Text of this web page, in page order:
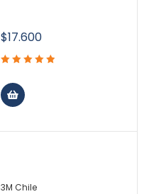
$17.600
3M Chile